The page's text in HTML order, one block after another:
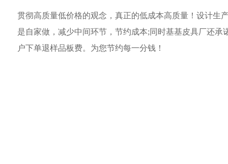
贯彻高质量低价格的观念，真正的低成本高质量！设计生
是自家做，减少中间环节，节约成本;同时基基皮具厂还承
户下单退样品板费。为您节约每一分钱！